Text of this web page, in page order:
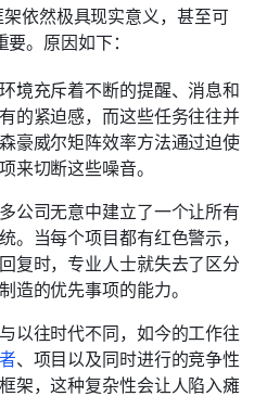
依然极具现实意义，甚至可
。原因如下：
境充斥着不断的提醒、消息和
的紧迫感，而这些任务往往并
豪威尔矩阵效率方法通过迫使
来切断这些噪音。
公司无意中建立了一个让所有
当每个项目都有红色警示，
复时，专业人士就失去了区分
造的优先事项的能力。
以往时代不同，如今的工作往
、项目以及同时进行的竞争性
架，这种复杂性会让人陷入瘫